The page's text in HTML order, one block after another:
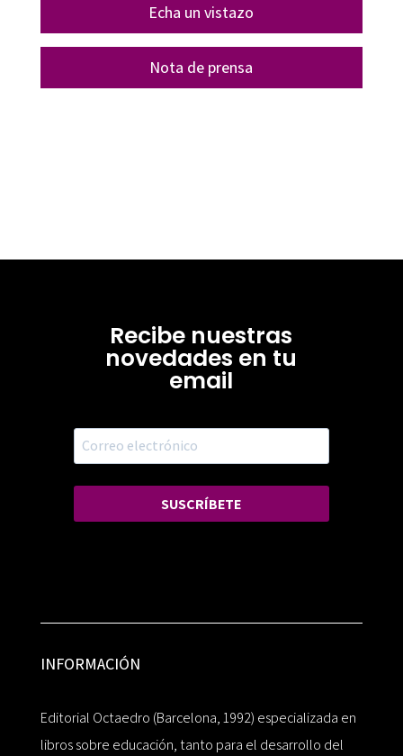
Echa un vistazo
Nota de prensa
Recibe nuestras
novedades en tu
email
SUSCRÍBETE
INFORMACIÓN
Editorial Octaedro (Barcelona, 1992) especializada en
libros sobre educación, tanto para el desarrollo del